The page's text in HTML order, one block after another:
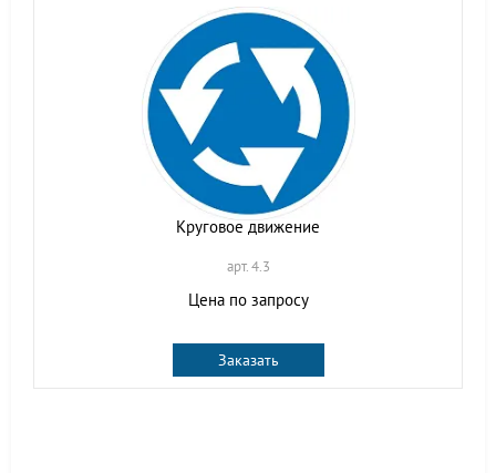
Круговое движение
арт. 4.3
Цена по запросу
Заказать